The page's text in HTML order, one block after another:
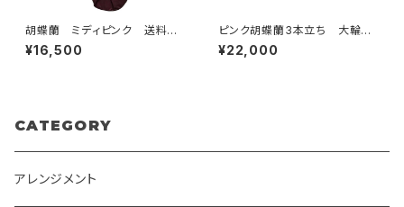
胡蝶蘭 ミディピンク 送料別・
ラッピング別・札別
¥16,500
ピンク胡蝶蘭3本立ち 大輪30
輪 送料別・ラッピング代別・札
代別
¥22,000
CATEGORY
アレンジメント